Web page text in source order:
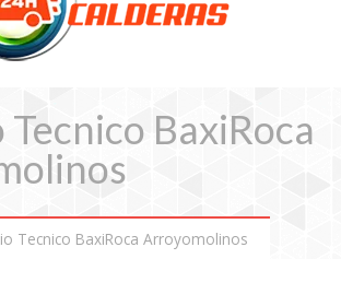
BaxiRoca
Tecnico BaxiRoca Arroyomolinos